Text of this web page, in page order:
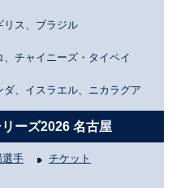
リス、ブラジル
チャイニーズ・タイペイ
、イスラエル、ニカラグア
ーズ2026 名古屋
選手 チケット